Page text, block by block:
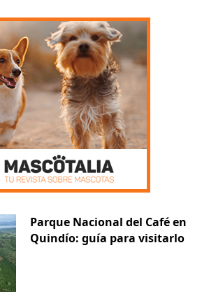
Parque Nacional del Café en
Quindío: guía para visitarlo